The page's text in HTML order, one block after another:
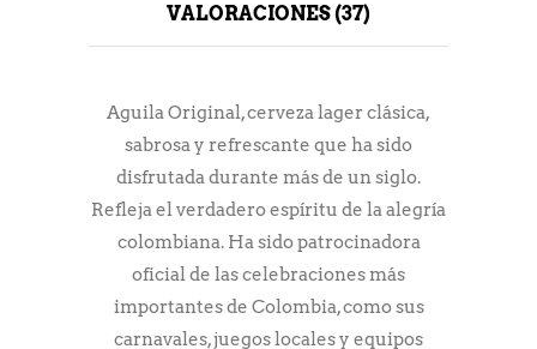
VALORACIONES (37)
Aguila Original, cerveza lager clásica,
sabrosa y refrescante que ha sido
disfrutada durante más de un siglo.
Refleja el verdadero espíritu de la alegría
colombiana. Ha sido patrocinadora
oficial de las celebraciones más
importantes de Colombia, como sus
carnavales, juegos locales y equipos